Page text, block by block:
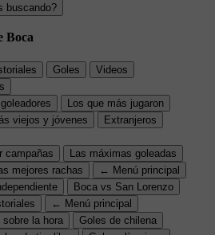
buscando?
Boca
Goles
Videos
Los que más jugaron
viejos y jóvenes
Extranjeros
campañas
Las máximas goleadas
mejores rachas
← Menú principal
Boca vs San Lorenzo
← Menú principal
sobre la hora
Goles de chilena